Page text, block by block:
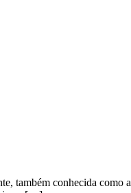
também conhecida como